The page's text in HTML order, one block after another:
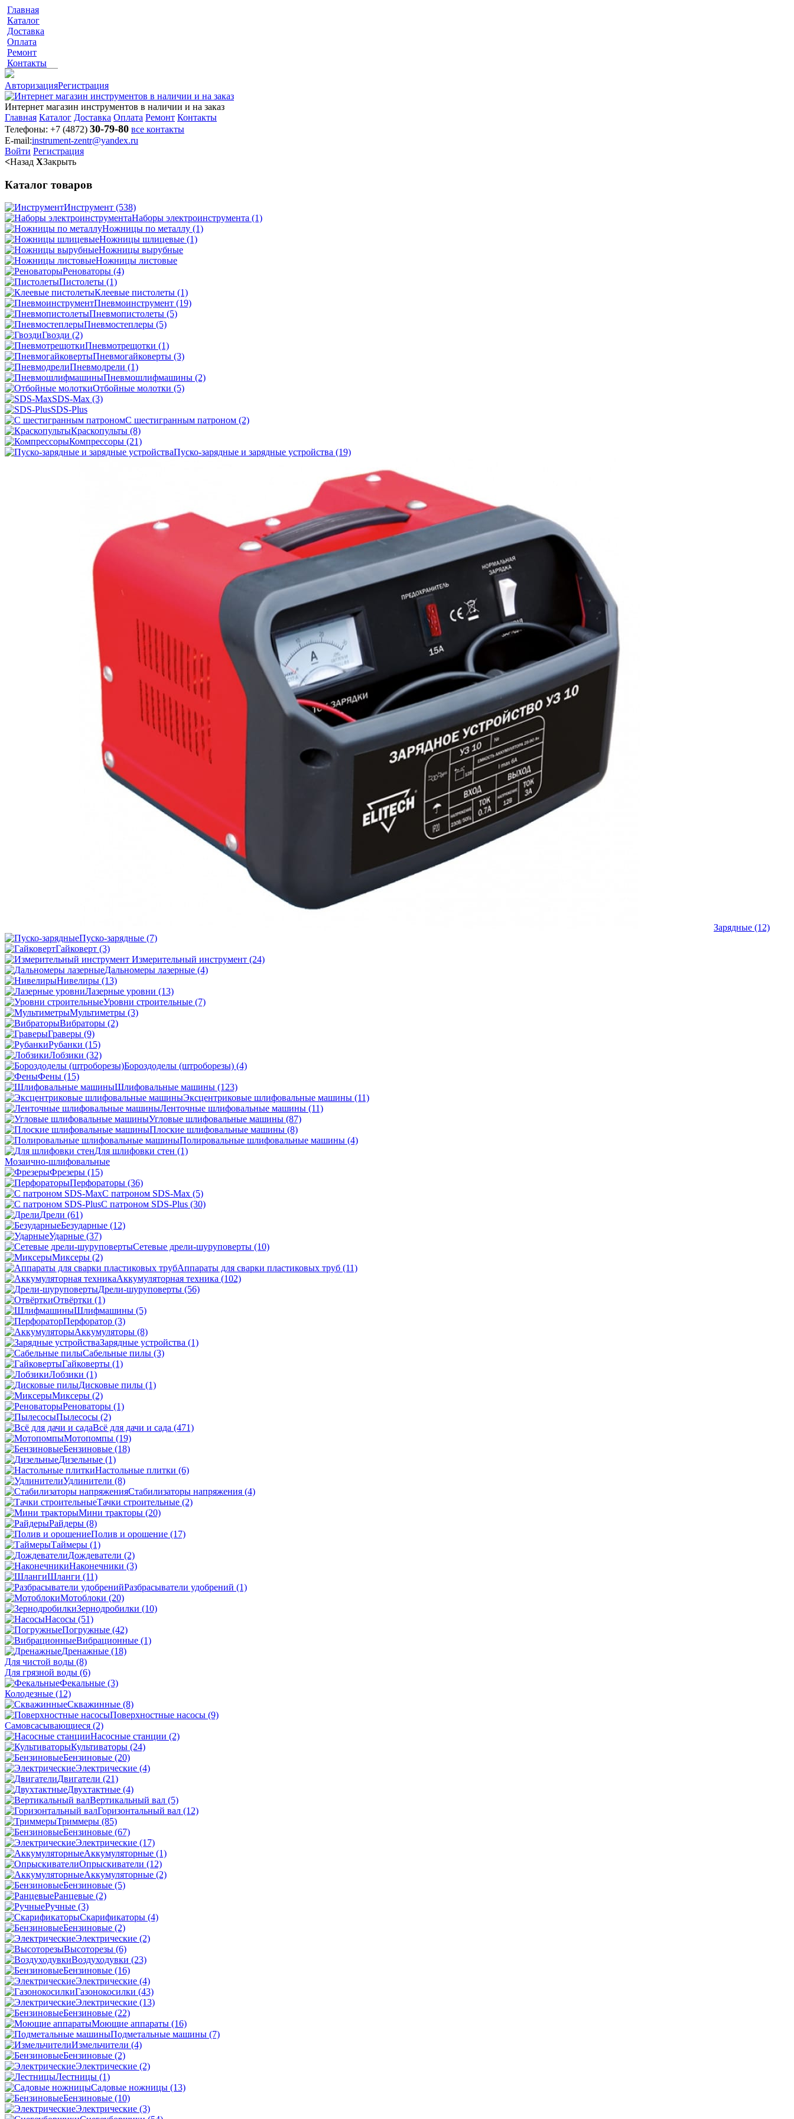
Главная
Каталог
Доставка
Оплата
Ремонт
Контакты
АвторизацияРегистрация
Интернет магазин инструментов в наличии и на заказ
Главная Каталог Доставка Оплата Ремонт Контакты
Телефоны: +7 (4872) 30-79-80 все контакты
E-mail:instrument-zentr@yandex.ru
Войти Регистрация
<Назад XЗакрыть
Каталог товаров
Инструмент (538)
Наборы электроинструмента (1)
Ножницы по металлу (1)
Ножницы шлицевые (1)
Ножницы вырубные
Ножницы листовые
Реноваторы (4)
Пистолеты (1)
Клеевые пистолеты (1)
Пневмоинструмент (19)
Пневмопистолеты (5)
Пневмостеплеры (5)
Гвозди (2)
Пневмотрещотки (1)
Пневмогайковерты (3)
Пневмодрели (1)
Пневмошлифмашины (2)
Отбойные молотки (5)
SDS-Max (3)
SDS-Plus
C шестигранным патроном (2)
Краскопульты (8)
Компрессоры (21)
Пуско-зарядные и зарядные устройства (19)
Зарядные (12)
Пуско-зарядные (7)
Гайковерт (3)
Измерительный инструмент (24)
Дальномеры лазерные (4)
Нивелиры (13)
Лазерные уровни (13)
Уровни строительные (7)
Мультиметры (3)
Вибраторы (2)
Граверы (9)
Рубанки (15)
Лобзики (32)
Бороздоделы (штроборезы) (4)
Фены (15)
Шлифовальные машины (123)
Эксцентриковые шлифовальные машины (11)
Ленточные шлифовальные машины (11)
Угловые шлифовальные машины (87)
Плоские шлифовальные машины (8)
Полировальные шлифовальные машины (4)
Для шлифовки стен (1)
Мозаично-шлифовальные
Фрезеры (15)
Перфораторы (36)
С патроном SDS-Max (5)
С патроном SDS-Plus (30)
Дрели (61)
Безударные (12)
Ударные (37)
Сетевые дрели-шуруповерты (10)
Миксеры (2)
Аппараты для сварки пластиковых труб (11)
Аккумуляторная техника (102)
Дрели-шуруповерты (56)
Отвёртки (1)
Шлифмашины (5)
Перфоратор (3)
Аккумуляторы (8)
Зарядные устройства (1)
Сабельные пилы (3)
Гайковерты (1)
Лобзики (1)
Дисковые пилы (1)
Миксеры (2)
Реноваторы (1)
Пылесосы (2)
Всё для дачи и сада (471)
Мотопомпы (19)
Бензиновые (18)
Дизельные (1)
Настольные плитки (6)
Удлинители (8)
Стабилизаторы напряжения (4)
Тачки строительные (2)
Мини тракторы (20)
Райдеры (8)
Полив и орошение (17)
Таймеры (1)
Дождеватели (2)
Наконечники (3)
Шланги (11)
Разбрасыватели удобрений (1)
Мотоблоки (20)
Зернодробилки (10)
Насосы (51)
Погружные (42)
Вибрационные (1)
Дренажные (18)
Для чистой воды (8)
Для грязной воды (6)
Фекальные (3)
Колодезные (12)
Скважинные (8)
Поверхностные насосы (9)
Самовсасывающиеся (2)
Насосные станции (2)
Культиваторы (24)
Бензиновые (20)
Электрические (4)
Двигатели (21)
Двухтактные (4)
Вертикальный вал (5)
Горизонтальный вал (12)
Триммеры (85)
Бензиновые (67)
Электрические (17)
Аккумуляторные (1)
Опрыскиватели (12)
Аккумуляторные (2)
Бензиновые (5)
Ранцевые (2)
Ручные (3)
Скарификаторы (4)
Бензиновые (2)
Электрические (2)
Высоторезы (6)
Воздуходувки (23)
Бензиновые (16)
Электрические (4)
Газонокосилки (43)
Электрические (13)
Бензиновые (22)
Моющие аппараты (16)
Подметальные машины (7)
Измельчители (4)
Бензиновые (2)
Электрические (2)
Лестницы (1)
Садовые ножницы (13)
Бензиновые (10)
Электрические (3)